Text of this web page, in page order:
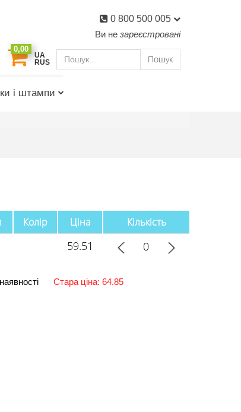
Пошук
UA
RUS
0,00
Ви не зареєстровані
0 800 500 005
і штампи
Колір Ціна
Кількість
59.51
Стара ціна: 64.85